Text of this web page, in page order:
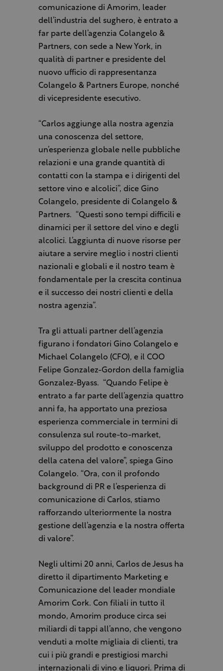
comunicazione di Amorim, leader
dell’industria del sughero, è entrato a
far parte dell’agenzia Colangelo &
Partners, con sede a New York, in
qualità di partner e presidente del
nuovo ufficio di rappresentanza
Colangelo & Partners Europe, nonché
di vicepresidente esecutivo.
“Carlos aggiunge alla nostra agenzia
una conoscenza del settore,
un’esperienza globale nelle pubbliche
relazioni e una grande quantità di
contatti con la stampa e i dirigenti del
settore vino e alcolici”, dice Gino
Colangelo, presidente di Colangelo &
Partners.
“Questi sono tempi difficili e
dinamici per il settore del vino e degli
alcolici. L’aggiunta di nuove risorse per
aiutare a servire meglio i nostri clienti
nazionali e globali e il nostro team è
fondamentale per la crescita continua
e il successo dei nostri clienti e della
nostra agenzia”.
Tra gli attuali partner dell’agenzia
figurano i fondatori Gino Colangelo e
Michael Colangelo (CFO), e il COO
Felipe Gonzalez-Gordon della famiglia
Gonzalez-Byass.
“Quando Felipe è
entrato a far parte dell’agenzia quattro
anni fa, ha apportato una preziosa
esperienza commerciale in termini di
consulenza sul route-to-market,
sviluppo del prodotto e conoscenza
della catena del valore”, spiega Gino
Colangelo. “Ora, con il profondo
background di PR e l’esperienza di
comunicazione di Carlos, stiamo
rafforzando ulteriormente la nostra
gestione dell’agenzia e la nostra offerta
di valore”.
Negli ultimi 20 anni, Carlos de Jesus ha
diretto il dipartimento Marketing e
Comunicazione del leader mondiale
Amorim Cork. Con filiali in tutto il
mondo, Amorim produce circa sei
miliardi di tappi all’anno, che vengono
venduti a molte migliaia di clienti, tra
cui i più grandi e prestigiosi marchi
internazionali di vino e liquori. Prima di